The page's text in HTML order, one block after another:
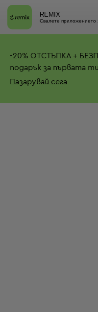
REMIX
Свалете приложението
-20% ОТСТЪПКА +
подарък за първата
Пазарувай сега